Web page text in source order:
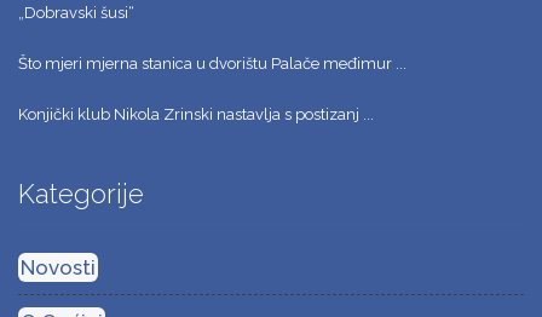
„Dobravski šusi“
Što mjeri mjerna stanica u dvorištu Palače međimur ...
Konjički klub Nikola Zrinski nastavlja s postizanj ...
Kategorije
Novosti